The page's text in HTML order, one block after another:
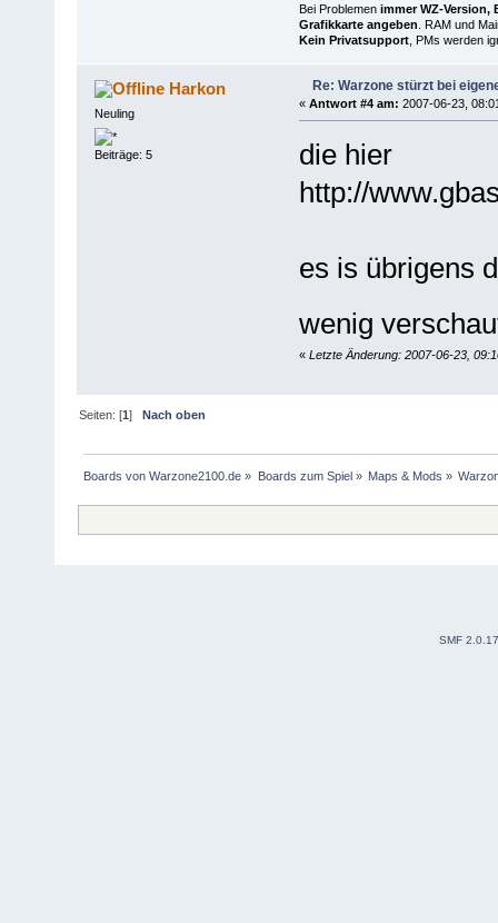
Bei Problemen immer WZ-Version,
Grafikkarte angeben . RAM und
Kein Privatsupport, PMs werden
Harkon
Neuling
Beiträge: 5
Re: Warzone stürzt bei
« Antwort #4 am: 2007-06-23,
die hier
http://
es is übrigens
wenig
« Letzte Änderung: 2007-06-23,
Seiten: [1]Nach oben
Boards von Warzone2100.de » Boards zum Spiel» Maps & Mods »
SMF 2.0.17